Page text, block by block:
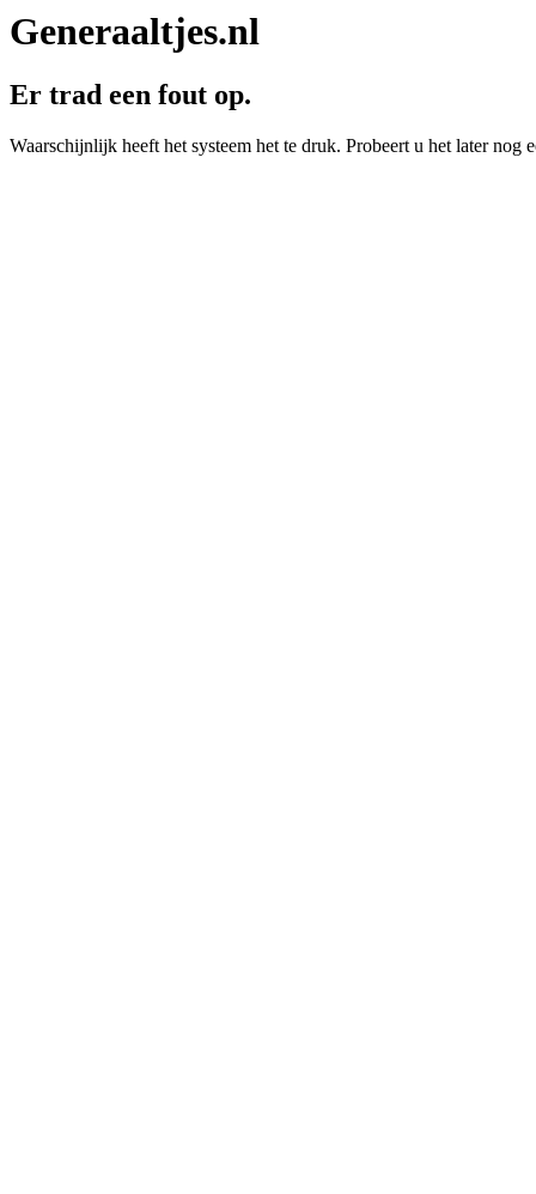
Generaaltjes.nl
Er trad een fout op.
Waarschijnlijk heeft het systeem het te druk. Probeert u het later nog